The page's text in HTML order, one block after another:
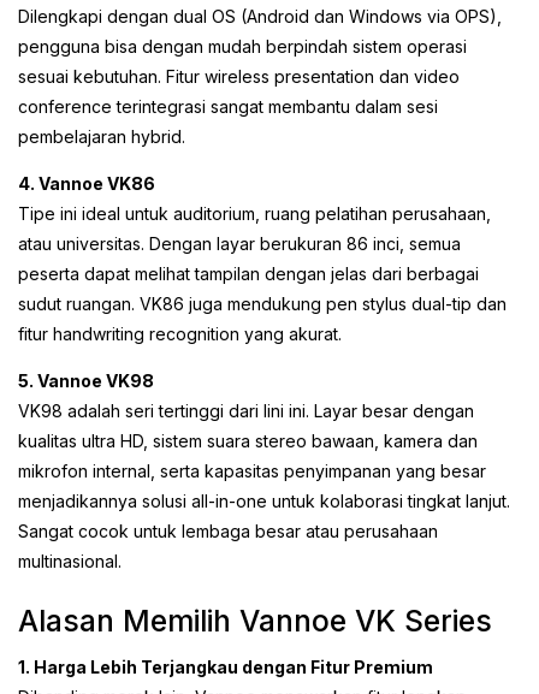
Dilengkapi dengan dual OS (Android dan Windows via OPS),
pengguna bisa dengan mudah berpindah sistem operasi
sesuai kebutuhan. Fitur wireless presentation dan video
conference terintegrasi sangat membantu dalam sesi
pembelajaran hybrid.
4. Vannoe VK86
Tipe ini ideal untuk auditorium, ruang pelatihan perusahaan,
atau universitas. Dengan layar berukuran 86 inci, semua
peserta dapat melihat tampilan dengan jelas dari berbagai
sudut ruangan. VK86 juga mendukung pen stylus dual-tip dan
fitur handwriting recognition yang akurat.
5. Vannoe VK98
VK98 adalah seri tertinggi dari lini ini. Layar besar dengan
kualitas ultra HD, sistem suara stereo bawaan, kamera dan
mikrofon internal, serta kapasitas penyimpanan yang besar
menjadikannya solusi all-in-one untuk kolaborasi tingkat lanjut.
Sangat cocok untuk lembaga besar atau perusahaan
multinasional.
Alasan Memilih Vannoe VK Series
1. Harga Lebih Terjangkau dengan Fitur Premium